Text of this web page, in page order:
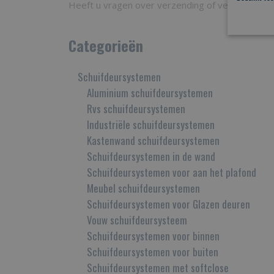
Heeft u vragen over verzending of
Categorieën
Schuifdeursystemen
Aluminium schuifdeursystemen
Rvs schuifdeursystemen
Industriële schuifdeursystemen
Kastenwand schuifdeursystemen
Schuifdeursystemen in de wand
Schuifdeursystemen voor aan het plafond
Meubel schuifdeursystemen
Schuifdeursystemen voor Glazen deuren
Vouw schuifdeursysteem
Schuifdeursystemen voor binnen
Schuifdeursystemen voor buiten
Schuifdeursystemen met softclose